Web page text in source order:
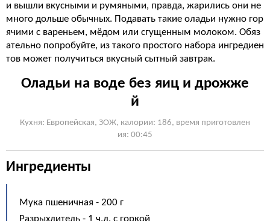
и вышли вкусными и румяными, правда, жарились они не
много дольше обычных. Подавать такие оладьи нужно гор
ячими с вареньем, мёдом или сгущенным молоком. Обяз
ательно попробуйте, из такого простого набора ингредиен
тов может получиться вкусный сытный завтрак.
Оладьи на воде без яиц и дрожже
й
Кухня: Европейская, ЗОЖ, калории: 186, время приготовлен
ия: 00:45
Ингредиенты
Мука пшеничная - 200 г
Разрыхлитель - 1 ч.л. с горкой